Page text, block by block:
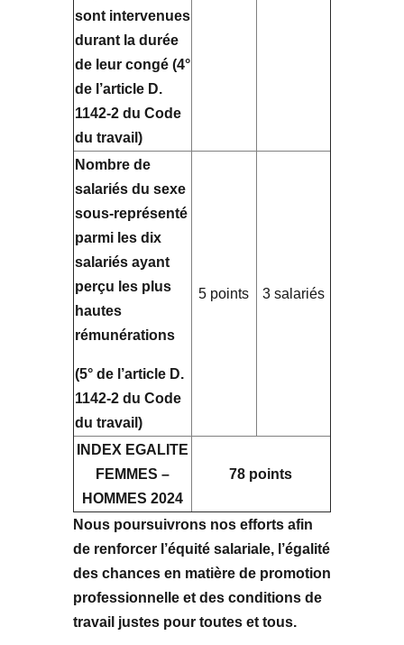
sont intervenues
durant la durée
de leur congé (4°
de l’article D.
1142-2 du Code
du travail)
Nombre de
salariés du sexe
sous-représenté
parmi les dix
salariés ayant
perçu les plus
hautes
rémunérations
(5° de l’article D.
1142-2 du Code
du travail)
5 points 3 salariés
INDEX EGALITE
FEMMES –
HOMMES 2024
78 points
Nous poursuivrons nos efforts afin
de renforcer l’équité salariale, l’égalité
des chances en matière de promotion
professionnelle et des conditions de
travail justes pour toutes et tous.